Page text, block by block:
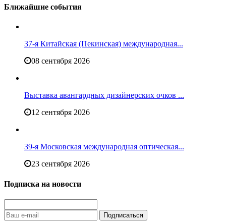
Ближайшие события
37-я Китайская (Пекинская) международная...
08 сентября 2026
Выставка авангардных дизайнерских очков ...
12 сентября 2026
39-я Московская международная оптическая...
23 сентября 2026
Подписка на новости
Подписаться